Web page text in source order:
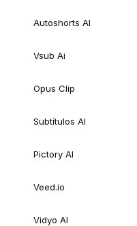
Autoshorts AI
Vsub Ai
Opus Clip
Subtítulos AI
Pictory AI
Veed.io
Vidyo AI